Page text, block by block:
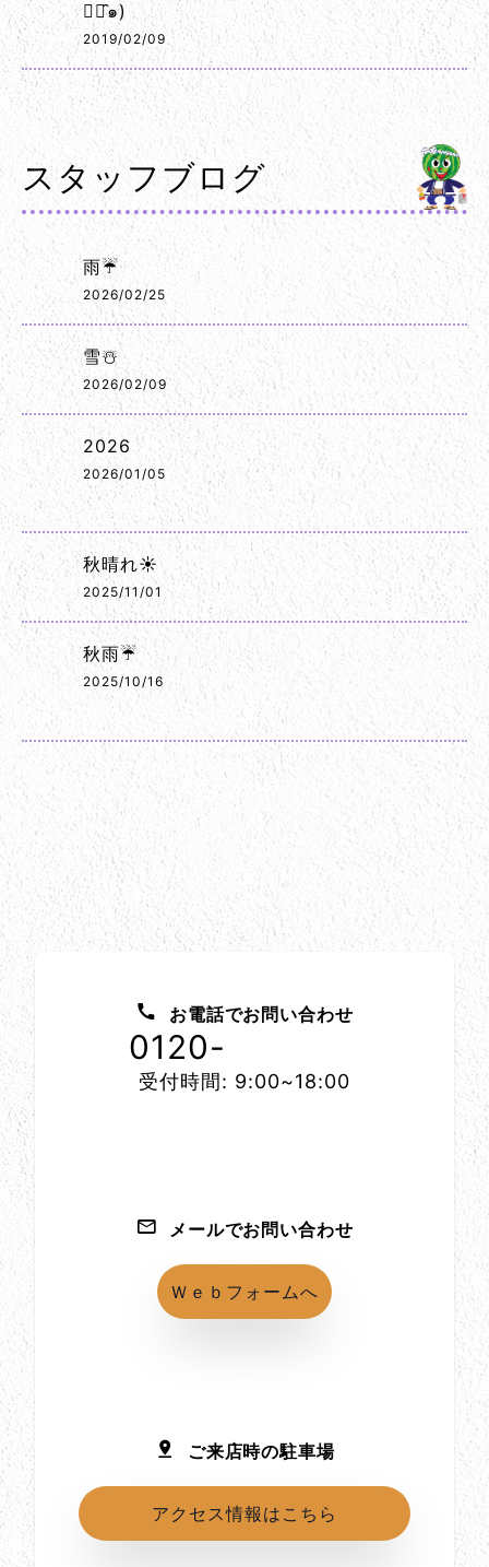
◡･̑๑)
2019/02/09
スタッフブログ
雨☔
2026/02/25
雪☃️
2026/02/09
2026
2026/01/05
秋晴れ☀️
2025/11/01
秋雨☔
2025/10/16
お問い合わせ方法
お電話でお問い合わせ
0120-
受付時間: 9:00~18:00
メールでお問い合わせ
Ｗｅｂフォームへ
ご来店時の駐車場
アクセス情報はこちら
所在地